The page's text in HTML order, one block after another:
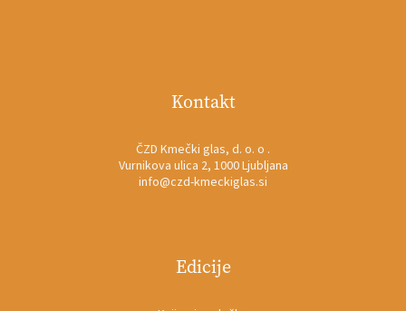
Kontakt
ČZD Kmečki glas, d. o. o .
Vurnikova ulica 2, 1000 Ljubljana
info@czd-kmeckiglas.si
Edicije